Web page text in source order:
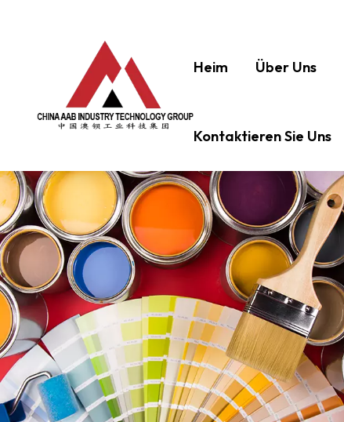
Heim Über Uns
Kontaktieren Sie Uns